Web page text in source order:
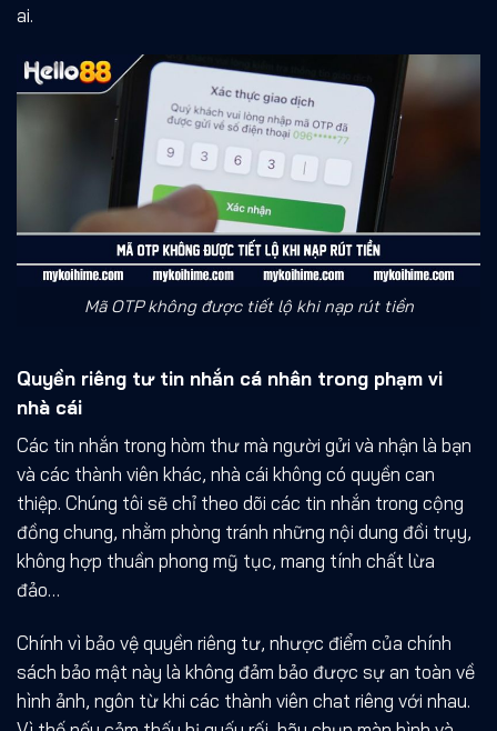
ai.
Mã OTP không được tiết lộ khi nạp rút tiền
Quyền riêng tư tin nhắn cá nhân trong phạm vi
nhà cái
Các tin nhắn trong hòm thư mà người gửi và nhận là bạn
và các thành viên khác, nhà cái không có quyền can
thiệp. Chúng tôi sẽ chỉ theo dõi các tin nhắn trong cộng
đồng chung, nhằm phòng tránh những nội dung đồi trụy,
không hợp thuần phong mỹ tục, mang tính chất lừa
đảo…
Chính vì bảo vệ quyền riêng tư, nhược điểm của chính
sách bảo mật này là không đảm bảo được sự an toàn về
hình ảnh, ngôn từ khi các thành viên chat riêng với nhau.